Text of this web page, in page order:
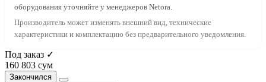
оборудования уточняйте у менеджеров Netora.
Производитель может изменять внешний вид, технические
характеристики и комплектацию без предварительного уведомления.
Под заказ ✓
160 803 сум
Закончился